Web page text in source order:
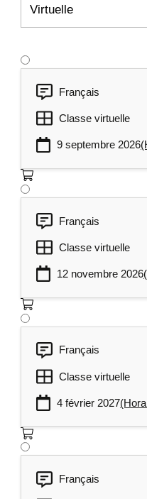
Français
Classe virtuelle
9 septembre 2026
Français
Classe virtuelle
12 novembre 2026
Français
Classe virtuelle
4 février 2027
Français